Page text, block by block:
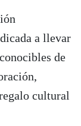
a llevar
de
cultural